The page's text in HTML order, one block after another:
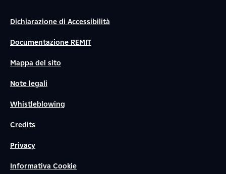
Dichiarazione di Accessibilità
Documentazione REMIT
Mappa del sito
Note legali
Whistleblowing
Credits
Privacy
Informativa Cookie